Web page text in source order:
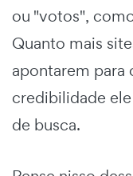
ou "votos",
Quanto mais
apontarem para
credibilidade
de busca.